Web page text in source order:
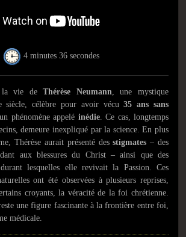
4 minutes 36 secondes
la vie deThérèse Neumann , une mystique
siècle, célèbre pour avoir vécu35 ans sans
phénomène appelé inédie. Ce cas, longtemps
demeure inexpliqué par la science. En plus
Thérèse aurait présenté desstigmates – des
aux blessures du Christ – ainsi que des
lesquelles elle revivait la Passion. Ces
ont été observées à plusieurs reprises,
croyants, la véracité de la foi chrétienne.
une figure fascinante à la frontière entre foi,
médicale.